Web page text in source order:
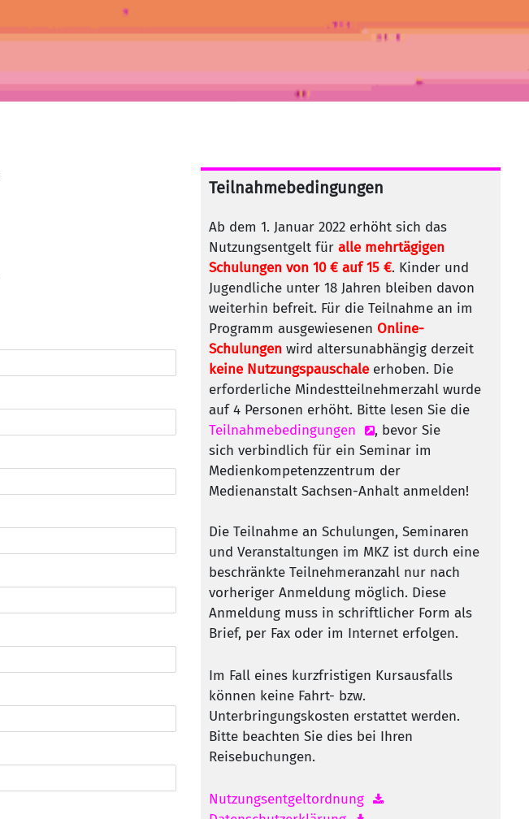
Teilnahmebedingungen
Ab dem 1. Januar 2022 erhöht sich das
Nutzungsentgelt füralle mehrtägigen
Schulungen von 10 € auf 15 €. Kinder und
Jugendliche unter 18 Jahren bleiben davon
weiterhin befreit. Für die Teilnahme an im
Programm ausgewiesenen Online-
Schulungen wird altersunabhängig derzeit
keine Nutzungspauschale erhoben. Die
erforderliche Mindestteilnehmerzahl wurde
auf 4 Personen erhöht. Bitte lesen Sie die
Teilnahmebedingungen
, bevor Sie
sich verbindlich für ein Seminar im
Medienkompetenzzentrum der
Medienanstalt Sachsen-Anhalt anmelden!
Die Teilnahme an Schulungen, Seminaren
und Veranstaltungen im MKZ ist durch eine
beschränkte Teilnehmeranzahl nur nach
vorheriger Anmeldung möglich. Diese
Anmeldung muss in schriftlicher Form als
Brief, per Fax oder im Internet erfolgen.
Im Fall eines kurzfristigen Kursausfalls
können keine Fahrt- bzw.
Unterbringungskosten erstattet werden.
Bitte beachten Sie dies bei Ihren
Reisebuchungen.
Nutzungsentgeltordnung